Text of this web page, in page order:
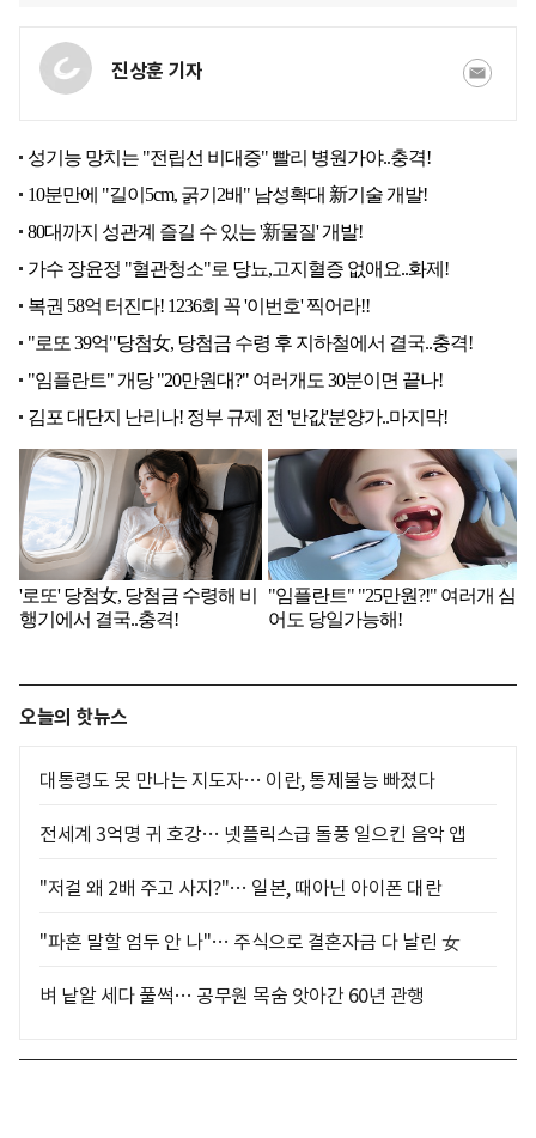
진상훈 기자
오늘의 핫뉴스
대통령도 못 만나는 지도자… 이란, 통제불능 빠졌다
전세계 3억명 귀 호강… 넷플릭스급 돌풍 일으킨 음악 앱
"저걸 왜 2배 주고 사지?"… 일본, 때아닌 아이폰 대란
"파혼 말할 엄두 안 나"… 주식으로 결혼자금 다 날린 女
벼 낱알 세다 풀썩… 공무원 목숨 앗아간 60년 관행